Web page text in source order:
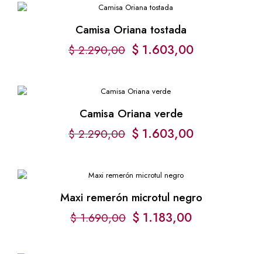
$ 2.290,00.
Camisa Oriana tostada
$2.290,00 El
original
$ 2.290,00.
$ 1.603,00El
Camisa Oriana verde
$2.290,00 El
original
$ 2.290,00.
$ 1.603,00El
$ 1.603,00.
Maxi remerón microtul negro
$1.690,00 $ 1.183,00